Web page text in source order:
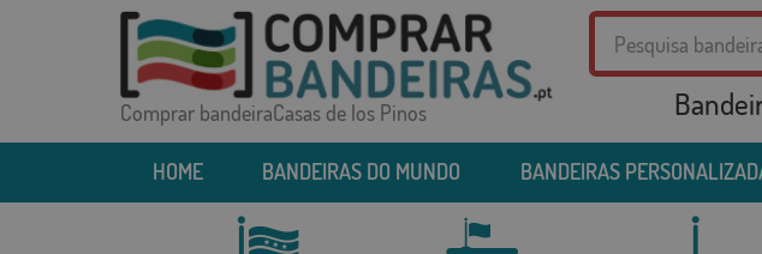
Comprar bandeiraCasas de los Pinos
HOME BANDEIRAS DO MUNDO BANDEIRAS